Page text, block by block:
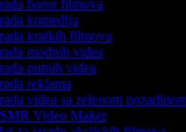
horor filmova
komedija
kratkih filmova
modnih videa
putnih videa
reklama
videa sa zelenom pozadinom
Video Maker